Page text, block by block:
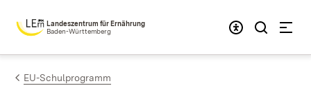
Zum Inhalt springen
Landeszentrum für Ernährung
Baden-Württemberg
EU-Schulprogramm